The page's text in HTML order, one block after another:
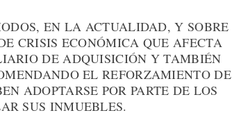
EN LA ACTUALIDAD, Y SOBRE
CRISIS ECONÓMICA QUE AFECTA
DE ADQUISICIÓN Y TAMBIÉN
EL REFORZAMIENTO DE
ADOPTARSE POR PARTE DE LOS
SUS INMUEBLES.